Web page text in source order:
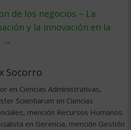
de los negocios – La
y la innovación en la
→
Socorro
en Ciencias Administrativas,
Scientiarum en Ciencias
mención Recursos Humanos.
en Gerencia, mención Gestión